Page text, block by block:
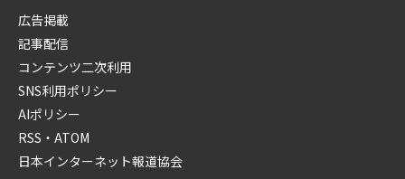
広告掲載
記事配信
コンテンツ二次利用
SNS利用ポリシー
AIポリシー
RSS・ATOM
日本インターネット報道協会